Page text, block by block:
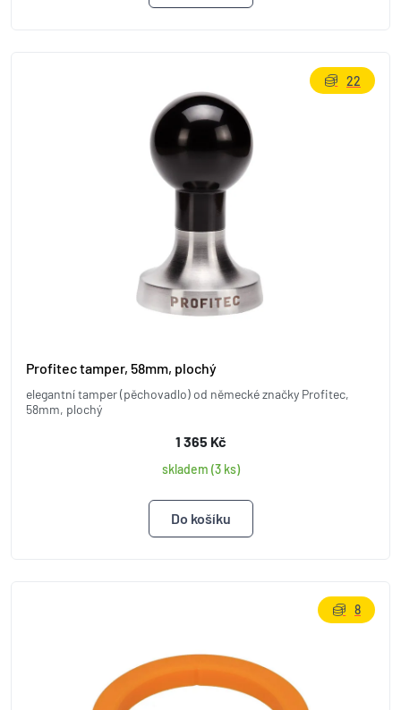
Profitec tamper, 58mm, plochý
elegantní tamper (pěchovadlo) od německé značky Profitec,
58mm, plochý
1 365 Kč
skladem (3 ks)
22
8